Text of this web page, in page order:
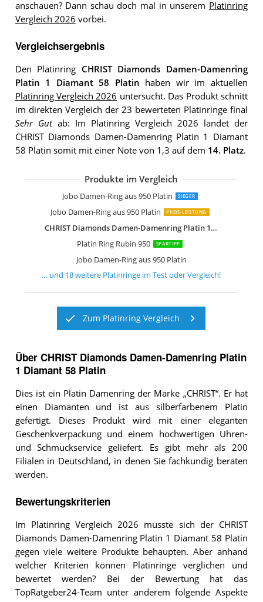
anschauen? Dann schau doch mal in unserem Platinring
Vergleich 2026 vorbei.
Vergleichsergebnis
Den Platinring CHRIST Diamonds Damen-Damenring
Platin 1 Diamant 58 Platin haben wir im aktuellen
Platinring Vergleich 2026 untersucht. Das Produkt schnitt
im direkten Vergleich der 23 bewerteten Platinringe final
Sehr Gutab: Im Platinring Vergleich 2026 landet der
CHRIST Diamonds Damen-Damenring Platin 1 Diamant
58 Platin somit mit einer Note von 1,3 auf dem 14. Platz.
Produkte im Vergleich
Jobo Damen-Ring aus 950 Platin SIEGER
Jobo Damen-Ring aus 950 Platin PREIS-LEISTUNG
CHRIST Diamonds Damen-Damenring Platin 1 Diamant 58 Platin
Platin Ring Rubin 950
SPARTIPP
Jobo Damen-Ring aus 950 Platin
Jobo Damen-Ring aus 950 Platin
Jobo Damen-Ring aus 950 Platin matt
Jobo Damen-Ring aus 950 Platin matt
Jobo Damen-Ring aus 950 Platin matt
Jobo Damen-Ring aus 950 Platin matt
Jobo Damen-Ring aus 950 Platin
Jobo Damen-Ring aus 950 Platin
Jobo Damen-Ring aus 950 Platin
Jobo Damen-Ring aus 950 Platin matt
Jobo Damen-Ring aus 950 Platin matt
Naava Damen-Ring Platin 950
Spannring Platin Ring Diamant 0,10
Jobo Damen-Ring aus 950 Platin
Platin Ring Aquamarin 950
Platin Ring Peridot 950
… und 18weitere Platinringe im Test oder Vergleich!
Zum Platinring Vergleich
Über CHRIST Diamonds Damen-Damenring Platin
1 Diamant 58 Platin
Dies ist ein Platin Damenring der Marke „CHRIST“. Er hat
einen Diamanten und ist aus silberfarbenem Platin
gefertigt. Dieses Produkt wird mit einer eleganten
Geschenkverpackung und einem hochwertigen Uhren-
und Schmuckservice geliefert. Es gibt mehr als 200
Filialen in Deutschland, in denen Sie fachkundig beraten
werden.
Bewertungskriterien
Im Platinring Vergleich 2026 musste sich der CHRIST
Diamonds Damen-Damenring Platin 1 Diamant 58 Platin
gegen viele weitere Produkte behaupten. Aber anhand
welcher Kriterien können Platinringe verglichen und
bewertet werden? Bei der Bewertung hat das
TopRatgeber24-Team unter anderem folgende Aspekte